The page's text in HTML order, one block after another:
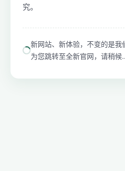
究。
新网站、新体验，不变的是
为您跳转至全新官网，请稍候